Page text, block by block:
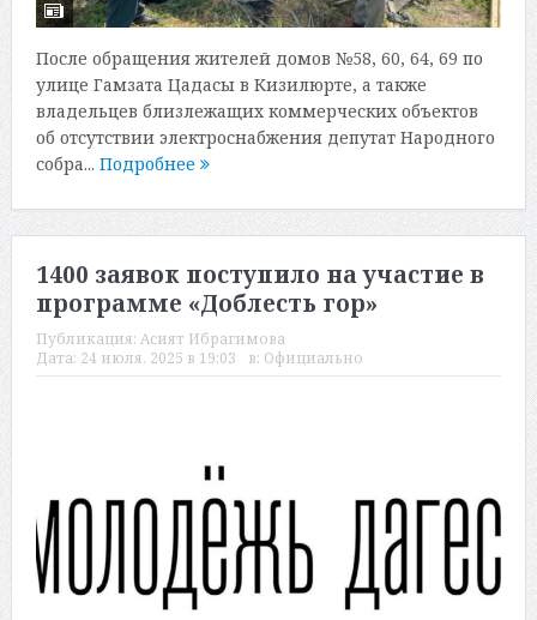
После обращения жителей домов №58, 60, 64, 69 по
улице Гамзата Цадасы в Кизилюрте, а также
владельцев близлежащих коммерческих объектов
об отсутствии электроснабжения депутат Народного
собра... Подробнее
1400 заявок поступило на участие в
программе «Доблесть гор»
Публикация: Асият Ибрагимова
Дата: 24 июля, 2025 в 19:03 в: Официально